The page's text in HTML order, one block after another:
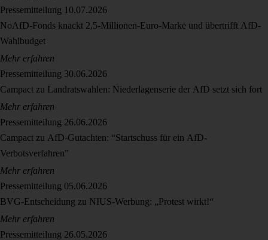
Pressemitteilung 10.07.2026
NoAfD-Fonds knackt 2,5-Millionen-Euro-Marke und übertrifft AfD-
Wahlbudget
Mehr erfahren
Pressemitteilung 30.06.2026
Campact zu Landratswahlen: Niederlagenserie der AfD setzt sich fort
Mehr erfahren
Pressemitteilung 26.06.2026
Campact zu AfD-Gutachten: “Startschuss für ein AfD-
Verbotsverfahren”
Mehr erfahren
Pressemitteilung 05.06.2026
BVG-Entscheidung zu NIUS-Werbung: „Protest wirkt!“
Mehr erfahren
Pressemitteilung 26.05.2026